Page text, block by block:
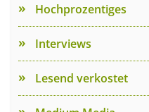
Hochprozentiges
Interviews
Lesend verkostet